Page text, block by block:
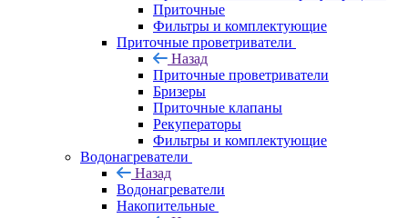
Приточные
Фильтры и комплектующие
Приточные проветриватели
Назад
Приточные проветриватели
Бризеры
Приточные клапаны
Рекуператоры
Фильтры и комплектующие
Водонагреватели
Назад
Водонагреватели
Накопительные